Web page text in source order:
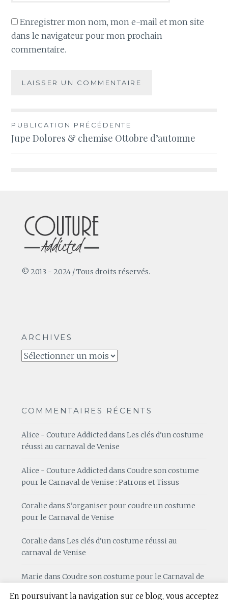
Enregistrer mon nom, mon e-mail et mon site
dans le navigateur pour mon prochain
commentaire.
Navigation
de
PUBLICATION PRÉCÉDENTE
Jupe Dolores & chemise Ottobre d’automne
© 2013 - 2024 / Tous droits réservés.
ARCHIVES
Archives
COMMENTAIRES RÉCENTS
Alice - Couture AddicteddansLes clés d’un costume
réussi au carnaval de Venise
Alice - Couture Addicted dansCoudre son costume
pour le Carnaval de Venise : Patrons et Tissus
Coralie dansS’organiser pour coudre un costume
pour le Carnaval de Venise
Coralie dansLes clés d’un costume réussi au
carnaval de Venise
Marie dansCoudre son costume pour le Carnaval de
En poursuivant la navigation sur ce blog, vous acceptez